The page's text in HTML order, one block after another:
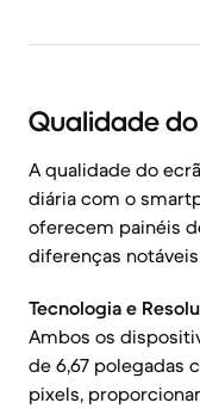
Qualidade
A qualidade do
diária com o
oferecem painéis
diferenças
Tecnologia e
Ambos os
de 6,67 polegadas
pixels,